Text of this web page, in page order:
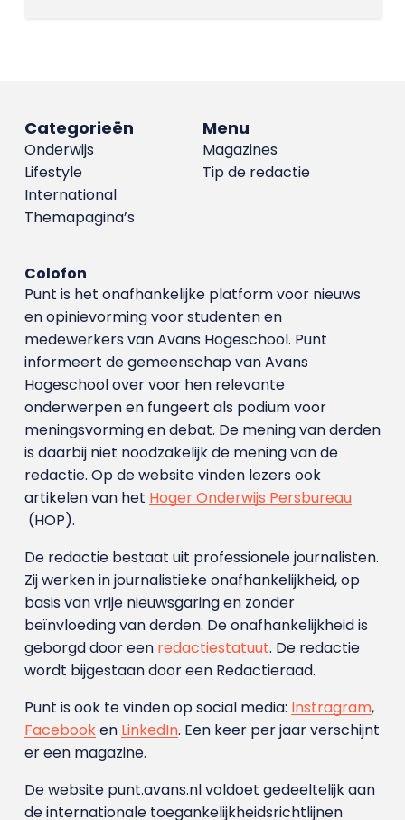
Menu
Magazines
Tip de redactie
Categorieën
Onderwijs
Lifestyle
International
Themapagina’s
Colofon
Punt is het onafhankelijke platform voor nieuws
en opinievorming voor studenten en
medewerkers van Avans Hoge­school. Punt
informeert de gemeenschap van Avans
Hogeschool over voor hen relevante
onderwerpen en fungeert als podium voor
meningsvorming en debat. De mening van derden
is daarbij niet noodzakelijk de mening van de
redactie. Op de website vinden lezers ook
artikelen van het Hoger Onderwijs Persbureau
(HOP).
De redactie bestaat uit professionele journalisten.
Zij werken in journalistieke onafhankelijkheid, op
basis van vrije nieuwsgaring en zonder
beïnvloeding van derden. De onafhankelijkheid is
geborgd door een redactiestatuut. De redactie
wordt bijgestaan door een Redactieraad.
Punt is ook te vinden op social media: Instragram,
Facebooken LinkedIn. Een keer per jaar verschijnt
er een magazine.
De website punt.avans.nl voldoet gedeeltelijk aan
de internationale toegankelijkheidsrichtlijnen